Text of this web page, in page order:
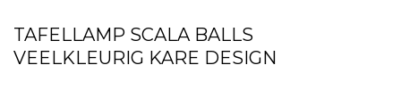
TAFELLAMP SCALA BALLS
VEELKLEURIG KARE DESIGN